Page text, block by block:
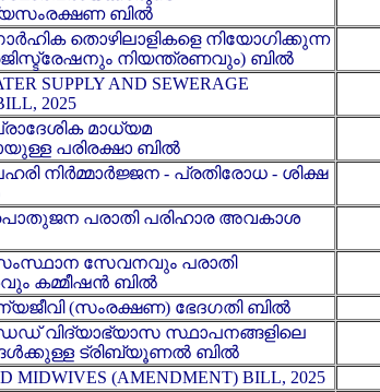
ബിൽ
തൊഴിലാളികളെ നിയോഗിക്കുന്ന
നിയന്ത്രണവും) ബിൽ
SUPPLY AND SEWERAGE
2025
മാധ്യമ
പരിരക്ഷാ ബിൽ
നിർമ്മാർജ്ജന - പ്രതിരോധ - ശിക്ഷ
പൊതുജന പരാതി പരിഹാര അവകാശ
സംസ്ഥാന സേവനവും പരാതി
കമ്മീഷൻ ബിൽ
(സംരക്ഷണ) ഭേദഗതി ബിൽ
വിദ്യാഭ്യാസ സ്ഥാപനങ്ങളിലെ
ട്രിബ്യൂണല്‍ ബില്‍
MIDWIVES (AMENDMENT) BILL, 2025